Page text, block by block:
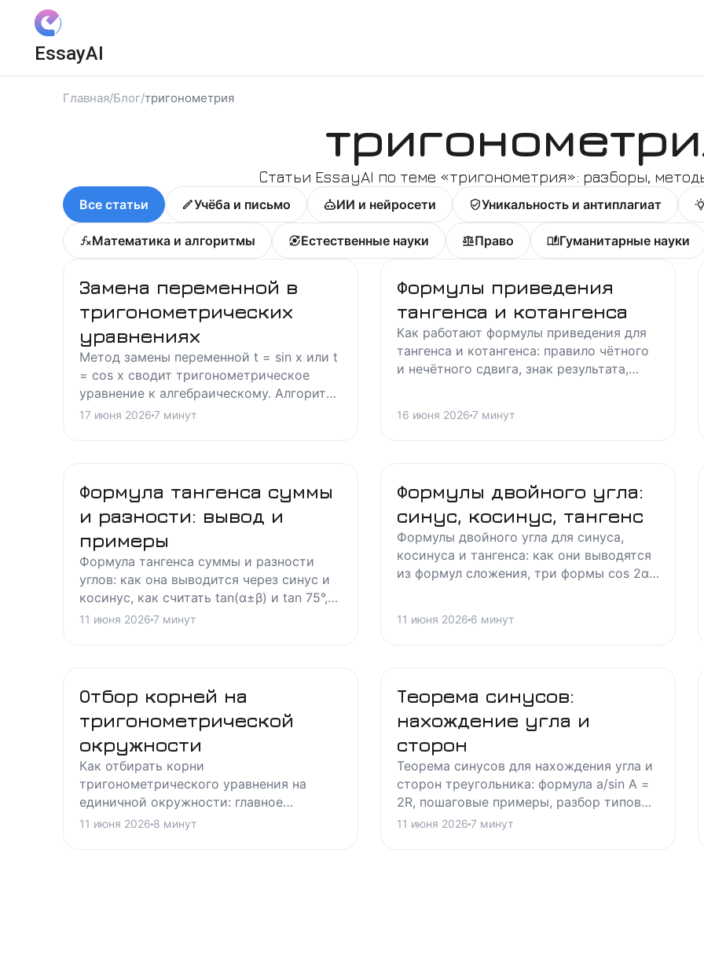
EssayAI
Главная/Блог/тригонометрия
Статьи EssayAI по теме «тригонометрия»: разборы,
Все статьи Учёба и письмо ИИ и нейросети Уникальность и антиплагиат
Математика и алгоритмы Естественные науки Право Гуманитарные науки
Замена переменной в
тригонометрических
уравнениях
Метод замены переменной t = sin x или t
= cos x сводит тригонометрическое
уравнение к алгебраическому. Алгоритм,
ОДЗ, типичные примеры и разбор
17 июня 2026 7 минут
Формулы приведения
тангенса и котангенса
Как работают формулы приведения для
тангенса и котангенса: правило чётного
и нечётного сдвига, знак результата,
16 июня 2026 7 минут
Формула тангенса суммы
и разности: вывод и
примеры
Формула тангенса суммы и разности
углов: как она выводится через синус и
косинус, как считать tan(α±β) и tan 75°,
когда тангенс не определён и где чаще
11 июня 2026 7 минут
Формулы двойного угла:
синус, косинус, тангенс
Формулы двойного угла для синуса,
косинуса и тангенса: как они выводятся
из формул сложения, три формы cos 2α,
11 июня 2026 6 минут
Отбор корней на
тригонометрической
окружности
Как отбирать корни
тригонометрического уравнения на
единичной окружности: главное
значение, симметричный корень,
11 июня 2026 8 минут
Теорема синусов:
нахождение угла и
сторон
Теорема синусов для нахождения угла и
сторон треугольника: формула a/sin A =
2R, пошаговые примеры, разбор типовых
задач и частые ошибки при
11 июня 2026 7 минут
Войти с Яндекс ID
Правила пользования сервисом